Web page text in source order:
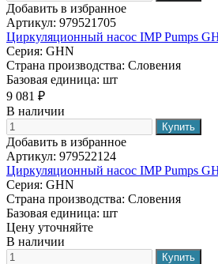
Добавить в избранное
Артикул: 979521705
Циркуляционный насос IMP Pumps
Серия: GHN
Страна производства: Словения
Базовая единица: шт
9 081 ₽
В наличии
Добавить в избранное
Артикул: 979522124
Циркуляционный насос IMP Pumps
Серия: GHN
Страна производства: Словения
Базовая единица: шт
Цену уточняйте
В наличии